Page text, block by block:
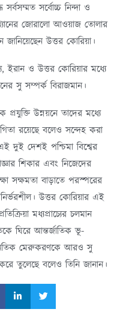
সর্বসম্মত সর্বোচ্চ নিন্দা ও
জোরালো আওয়াজ তোলার
জানিয়েছেন উত্তর কোরিয়া।
ইরান ও উত্তর কোরিয়ার মধ্যে
সু সম্পর্ক বিরাজমান।
প্রযুক্তি উন্নয়নে তাদের মধ্যে
রয়েছে বলেও সন্দেহ করা
দুই দেশই পশ্চিমা বিশ্বের
শিকার এবং নিজেদের
সক্ষমতা বাড়াতে পরস্পরের
উত্তর কোরিয়ার এই
মধ্যপ্রাচ্যের চলমান
ঘিরে আন্তর্জাতিক ভূ-
মেরুকরণকে আরও সু
তুলেছে বলেও তিনি জানান।